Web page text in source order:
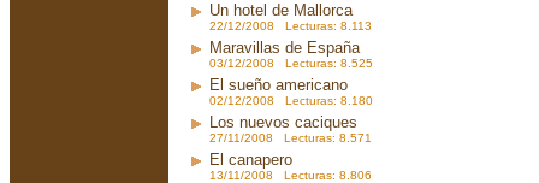
Un hotel de Mallorca
22/12/2008 Lecturas: 8.113
Maravillas de España
03/12/2008 Lecturas: 8.525
El sueño americano
02/12/2008 Lecturas: 8.180
Los nuevos caciques
27/11/2008 Lecturas: 8.571
El canapero
13/11/2008 Lecturas: 8.806